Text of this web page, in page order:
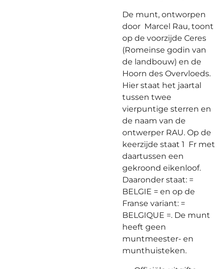
De munt, ontworpen
door Marcel Rau, toont
op de voorzijde Ceres
(Romeinse godin van
de landbouw) en de
Hoorn des Overvloeds.
Hier staat het jaartal
tussen twee
vierpuntige sterren en
de naam van de
ontwerper RAU. Op de
keerzijde staat 1 Fr met
daartussen een
gekroond eikenloof.
Daaronder staat: =
BELGIE = en op de
Franse variant: =
BELGIQUE =. De munt
heeft geen
muntmeester- en
munthuisteken.